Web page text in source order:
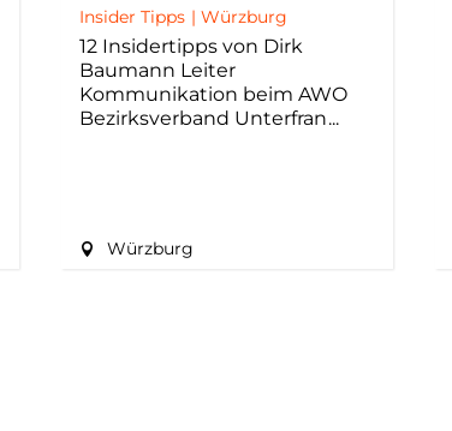
Insider Tipps |Würzburg
12 Insidertipps von Dirk
Baumann Leiter
Kommunikation beim AWO
Bezirksverband Unterfran
Würzburg